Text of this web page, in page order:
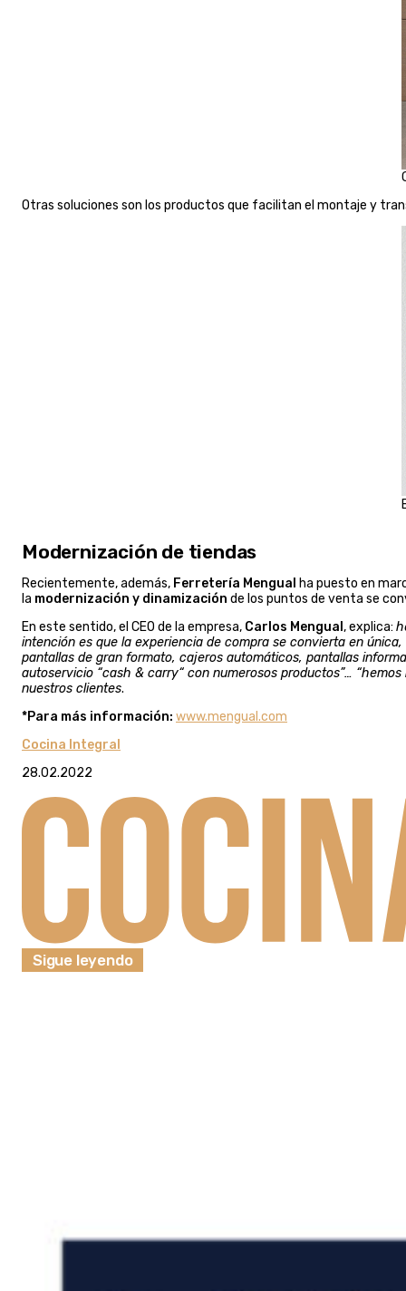
Otras soluciones son los productos que facilitan el montaje y
Modernización de tiendas
Recientemente, además, Ferretería Mengual ha puesto en
la modernización y dinamización de los puntos de venta se
En este sentido, el CEO de la empresa, Carlos Mengual , explica:
intención es que la experiencia de compra se convierta en
pantallas de gran formato, cajeros automáticos, pantallas
autoservicio “cash & carry“ con numerosos productos”… “hemos
nuestros clientes.
*Para más información: www.mengual.com
Cocina Integral
28.02.2022
Sigue leyendo